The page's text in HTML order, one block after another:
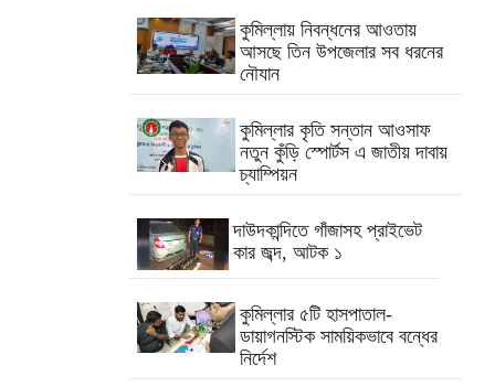
কুমিল্লায় নিবন্ধনের আওতায়
আসছে তিন উপজেলার সব ধরনের
নৌযান
কুমিল্লার কৃতি সন্তান আওসাফ
নতুন কুঁড়ি স্পোর্টস এ জাতীয় দাবায়
চ্যাম্পিয়ন
দাউদকান্দিতে গাঁজাসহ প্রাইভেট
কার জব্দ, আটক ১
কুমিল্লার ৫টি হাসপাতাল-
ডায়াগনস্টিক সাময়িকভাবে বন্ধের
নির্দেশ